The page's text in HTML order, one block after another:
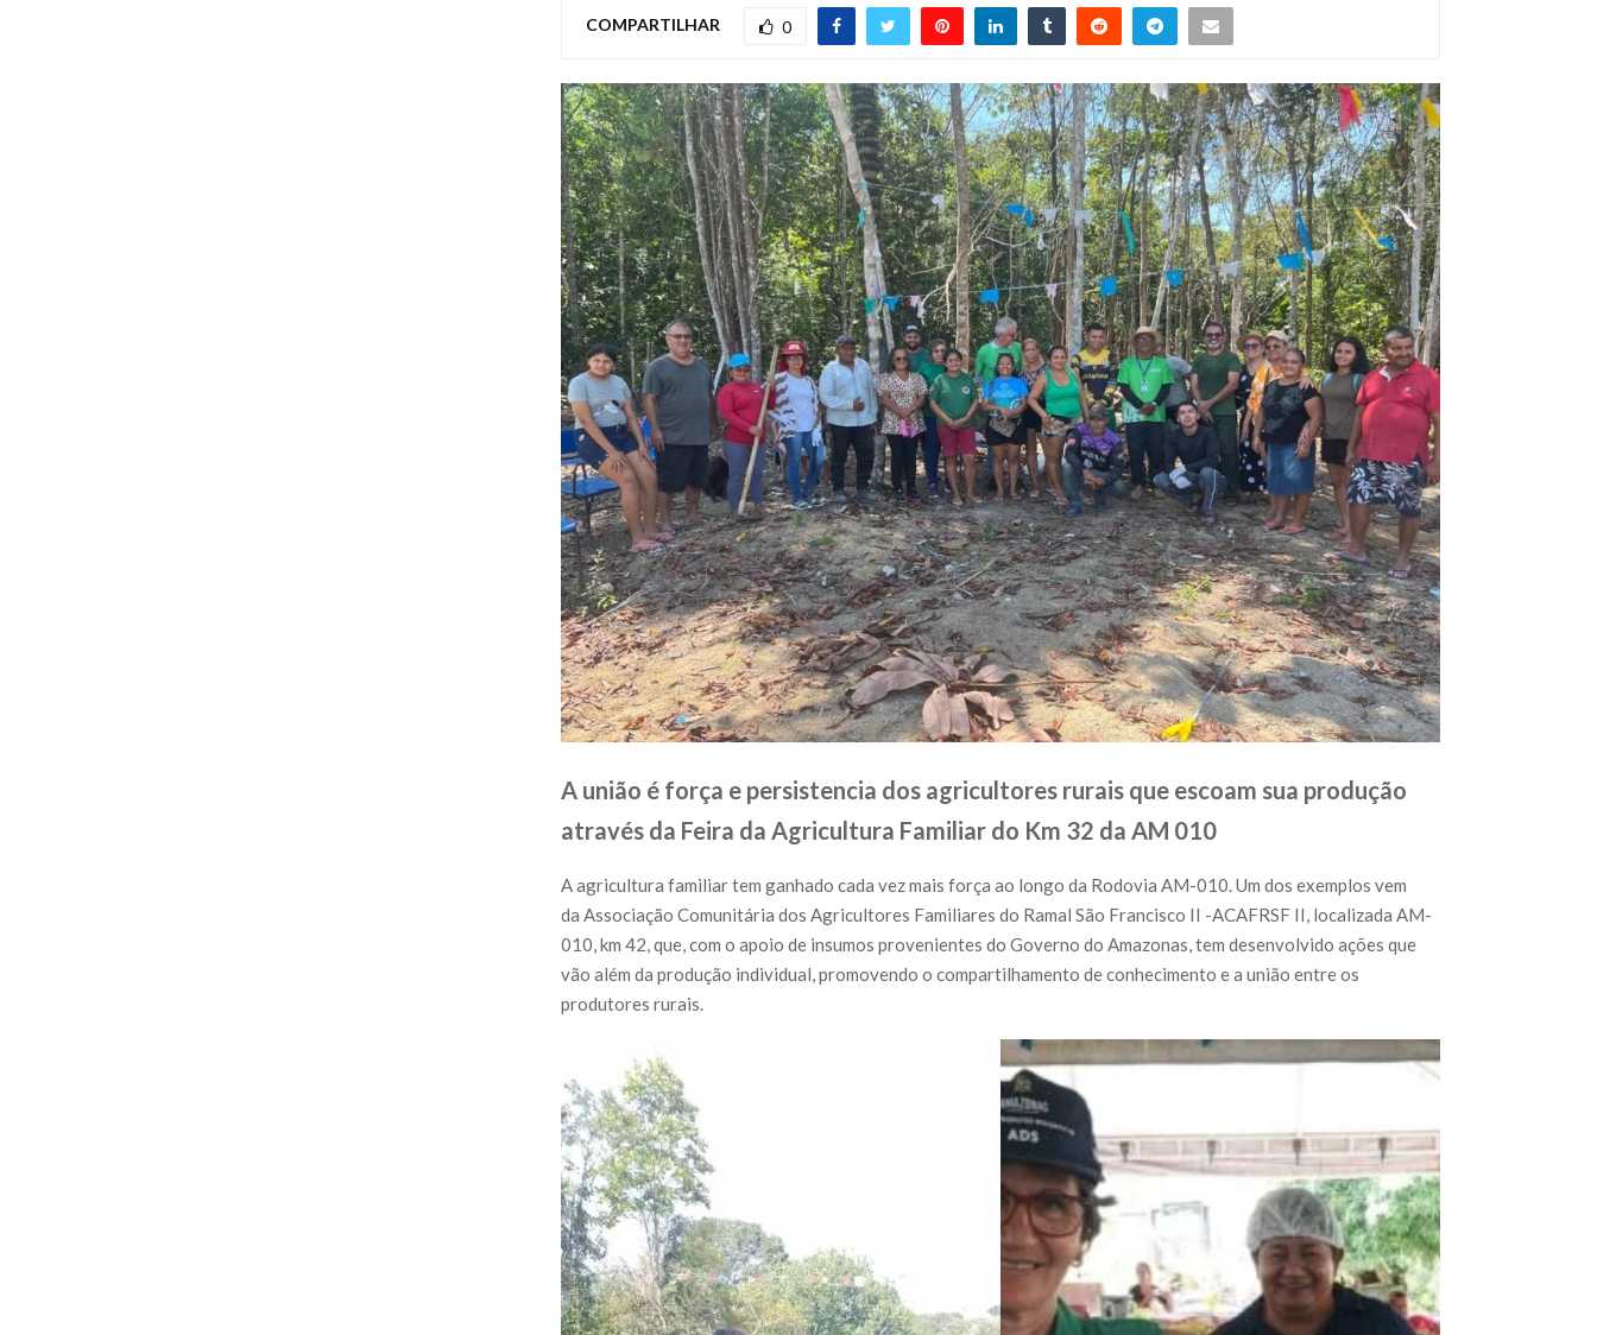
COMPARTILHAR 0
A união é força e persistencia dos agricultores rurais que escoam sua produção
através da Feira da Agricultura Familiar do Km 32 da AM 010
A agricultura familiar tem ganhado cada vez mais força ao longo da Rodovia AM-010. Um dos exemplos vem
da Associação Comunitária dos Agricultores Familiares do Ramal São Francisco II -ACAFRSF II, localizada AM-
010, km 42, que, com o apoio de insumos provenientes do Governo do Amazonas, tem desenvolvido ações que
vão além da produção individual, promovendo o compartilhamento de conhecimento e a união entre os
produtores rurais.